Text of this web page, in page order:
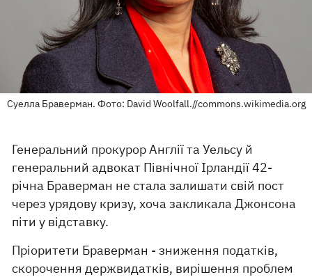
Суелла Браверман. Фото: David Woolfall.//commons.wikimedia.org
Генеральний прокурор Англії та Уельсу й
генеральний адвокат Північної Ірландії 42-
річна Браверман не стала залишати свій пост
через урядову кризу, хоча закликала Джонсона
піти у відставку.
Пріоритети Браверман - зниження податків,
скорочення держвидатків, вирішення проблем